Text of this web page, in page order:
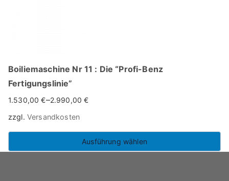
Boiliemaschine Nr 11 : Die “Profi-Benz
Fertigungslinie”
1.530,00€–2.990,00€
zzgl. Versandkosten
Ausführung wählen